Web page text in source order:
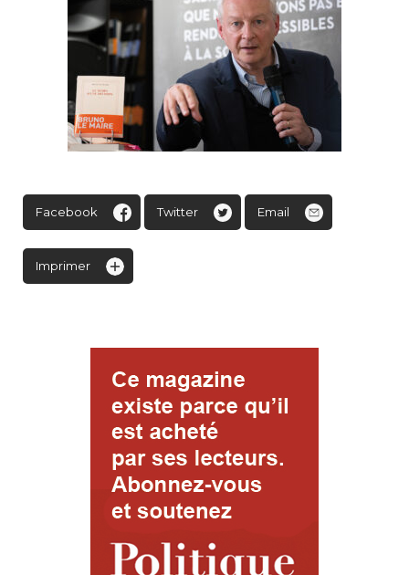
Facebook Twitter Email
Imprimer